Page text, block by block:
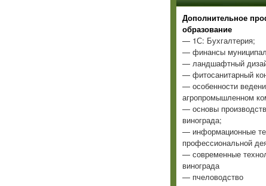
Дополнительное
образование
— 1С: Бухгалтерия;
— финансы
— ландшафтный
— фитосанитарный
— особенности
агропромышленном
— основы
винограда;
— информационные
профессиональной
— современные
винограда
— пчеловодство